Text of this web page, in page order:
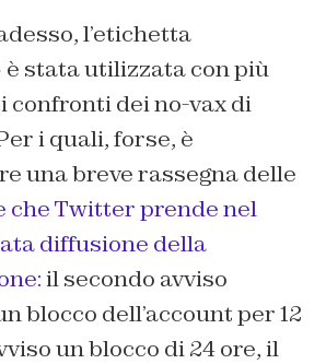
l’etichetta
stata utilizzata con più
confronti dei no-vax di
i quali, forse, è
una breve rassegna delle
che Twitter prende nel
diffusione della
il secondo avviso
blocco dell’account per 12
un blocco di 24 ore, il